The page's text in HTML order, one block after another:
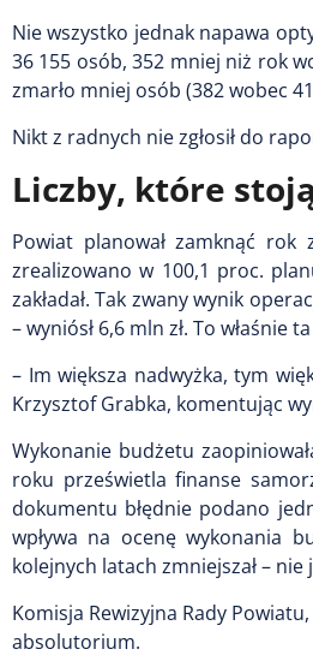
Nie wszystko jednak napawa
36 155 osób, 352 mniej niż rok
zmarło mniej osób (382 wobec
Nikt z radnych nie zgłosił do
Liczby, które
Powiat planował zamknąć
zrealizowano w 100,1 proc.
zakładał. Tak zwany wynik
– wyniósł 6,6 mln zł. To
– Im większa nadwyżka, tym
Krzysztof Grabka, komentując
Wykonanie budżetu
roku prześwietla finanse
dokumentu błędnie podano
wpływa na ocenę wykonania
kolejnych latach zmniejszał –
Komisja Rewizyjna Rady
absolutorium.